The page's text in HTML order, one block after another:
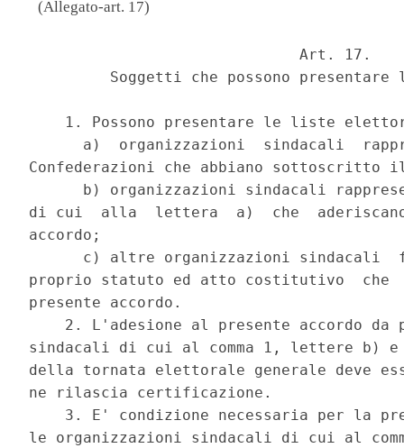
(Allegato-art. 17)
                              Art. 17.
Soggetti che possono presentare
1. Possono presentare le liste
a)  organizzazioni  sindacali
Confederazioni che abbiano sottoscritto
b) organizzazioni sindacali
di cui  alla  lettera  a)  che  aderiscano
accordo;
c) altre organizzazioni sindacali
proprio statuto ed atto costitutivo  che
presente accordo.
2. L'adesione al presente accordo da
sindacali di cui al comma 1, lettere b) e
della tornata elettorale generale deve
ne rilascia certificazione.
3. E' condizione necessaria per la
le organizzazioni sindacali di cui al